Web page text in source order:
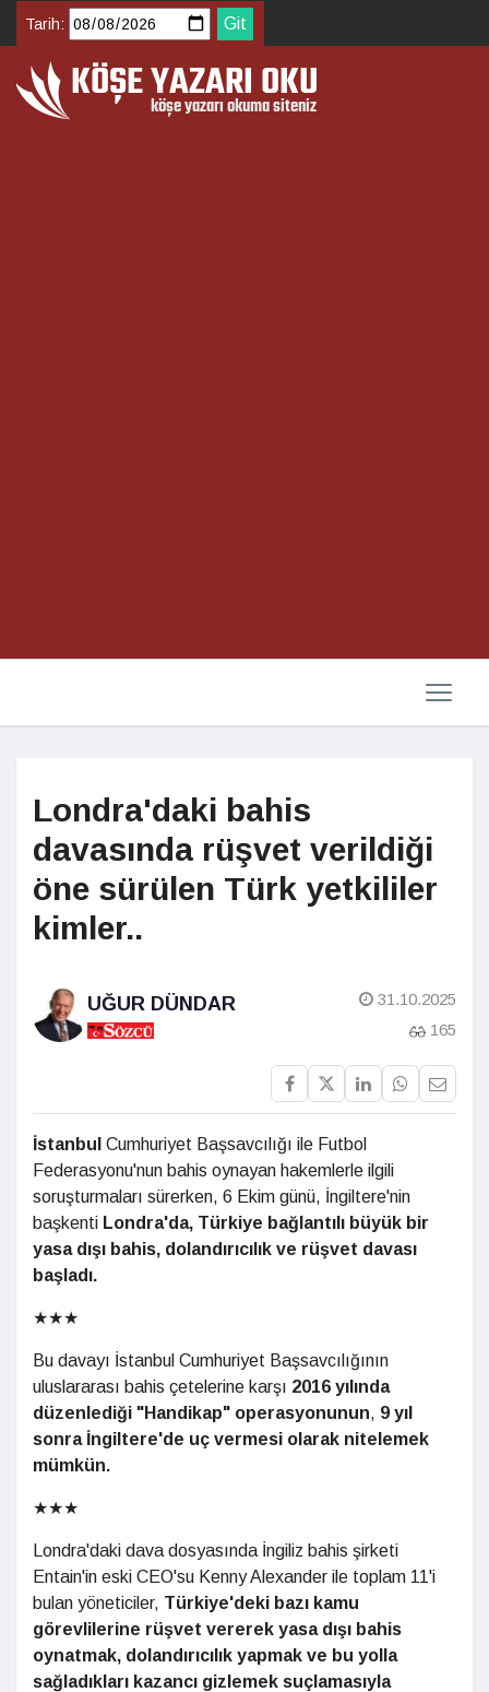
Tarih:
Londra'daki bahis
davasında rüşvet verildiği
öne sürülen Türk yetkililer
kimler..
UĞUR DÜNDAR
31.10.2025
165
İstanbul Cumhuriyet Başsavcılığı ile Futbol
Federasyonu'nun bahis oynayan hakemlerle ilgili
soruşturmaları sürerken, 6 Ekim günü, İngiltere'nin
başkenti Londra'da, Türkiye bağlantılı büyük bir
yasa dışı bahis, dolandırıcılık ve rüşvet davası
başladı.
★★★
Bu davayı İstanbul Cumhuriyet Başsavcılığının
uluslararası bahis çetelerine karşı 2016 yılında
düzenlediği "Handikap" operasyonunun, 9 yıl
sonra İngiltere'de uç vermesi olarak nitelemek
mümkün.
★★★
Londra'daki dava dosyasında İngiliz bahis şirketi
Entain'in eski CEO'su Kenny Alexander ile toplam 11'i
bulan yöneticiler, Türkiye'deki bazı kamu
görevlilerine rüşvet vererek yasa dışı bahis
oynatmak, dolandırıcılık yapmak ve bu yolla
sağladıkları kazancı gizlemek suçlamasıyla